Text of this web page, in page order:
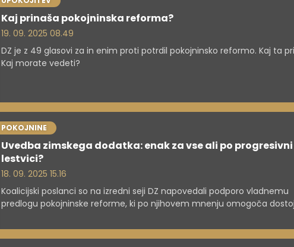
Kaj prinaša pokojninska reforma?
19. 09. 2025 08.49
DZ je z 49 glasovi za in enim proti potrdil pokojninsko reformo. Kaj ta
Kaj morate vedeti?
POKOJNINE
Uvedba zimskega dodatka: enak za vse ali po progresivni
lestvici?
18. 09. 2025 15.16
Koalicijski poslanci so na izredni seji DZ napovedali podporo vladnemu
predlogu pokojninske reforme, ki po njihovem mnenju omogoča
"drobni tisk", saj se ob višanju odmernega odstotka in uvedbi zimskega
dodatka med drugim predlaga podaljševanje referenčnega obdobja.